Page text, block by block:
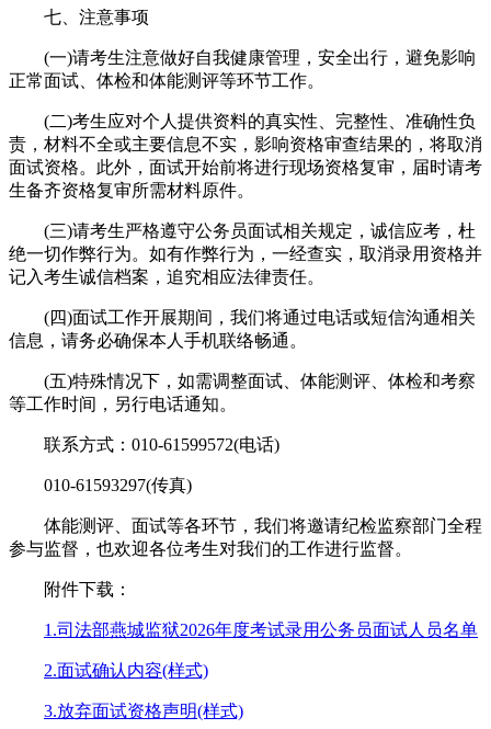
七、注意事项
(一)请考生注意做好自我健康管理，安全出行，避免影响
正常面试、体检和体能测评等环节工作。
(二)考生应对个人提供资料的真实性、完整性、准确性负
责，材料不全或主要信息不实，影响资格审查结果的，将取消
面试资格。此外，面试开始前将进行现场资格复审，届时请考
生备齐资格复审所需材料原件。
(三)请考生严格遵守公务员面试相关规定，诚信应考，杜
绝一切作弊行为。如有作弊行为，一经查实，取消录用资格并
记入考生诚信档案，追究相应法律责任。
(四)面试工作开展期间，我们将通过电话或短信沟通相关
信息，请务必确保本人手机联络畅通。
(五)特殊情况下，如需调整面试、体能测评、体检和考察
等工作时间，另行电话通知。
联系方式：010-61599572(电话)
010-61593297(传真)
体能测评、面试等各环节，我们将邀请纪检监察部门全程
参与监督，也欢迎各位考生对我们的工作进行监督。
附件下载：
1.司法部燕城监狱2026年度考试录用公务员面试人员名单
2.面试确认内容(样式)
3.放弃面试资格声明(样式)